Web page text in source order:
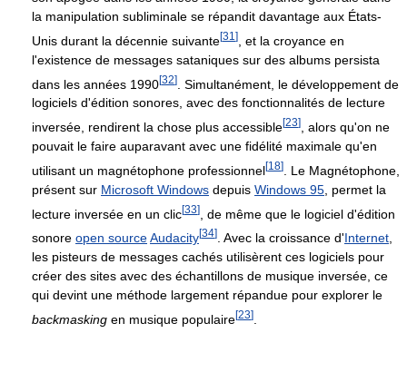
la manipulation subliminale se répandit davantage aux États-
Unis durant la décennie suivante[31 ]
, et la croyance en
l'existence de messages sataniques sur des albums persista
dans les années 1990[32]
. Simultanément, le développement de
logiciels d'édition sonores, avec des fonctionnalités de lecture
inversée, rendirent la chose plus accessible[23]
, alors qu'on ne
pouvait le faire auparavant avec une fidélité maximale qu'en
utilisant un magnétophone professionnel[18]
. Le Magnétophone,
présent sur Microsoft Windows depuis Windows 95 , permet la
lecture inversée en un clic[33]
, de même que le logiciel d'édition
sonore open sourceAudacity[34] . Avec la croissance d'Internet
les pisteurs de messages cachés utilisèrent ces logiciels pour
créer des sites avec des échantillons de musique inversée, ce
qui devint une méthode largement répandue pour explorer le
backmasking en musique populaire[23]